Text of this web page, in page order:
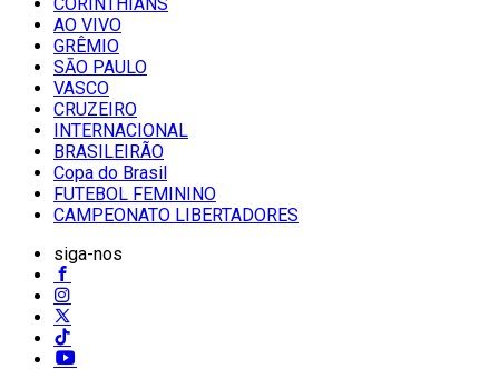
AO VIVO
GRÊMIO
SĀO PAULO
VASCO
CRUZEIRO
INTERNACIONAL
BRASILEIRÃO
Copa do Brasil
FUTEBOL FEMININO
CAMPEONATO LIBERTADORES
siga-nos